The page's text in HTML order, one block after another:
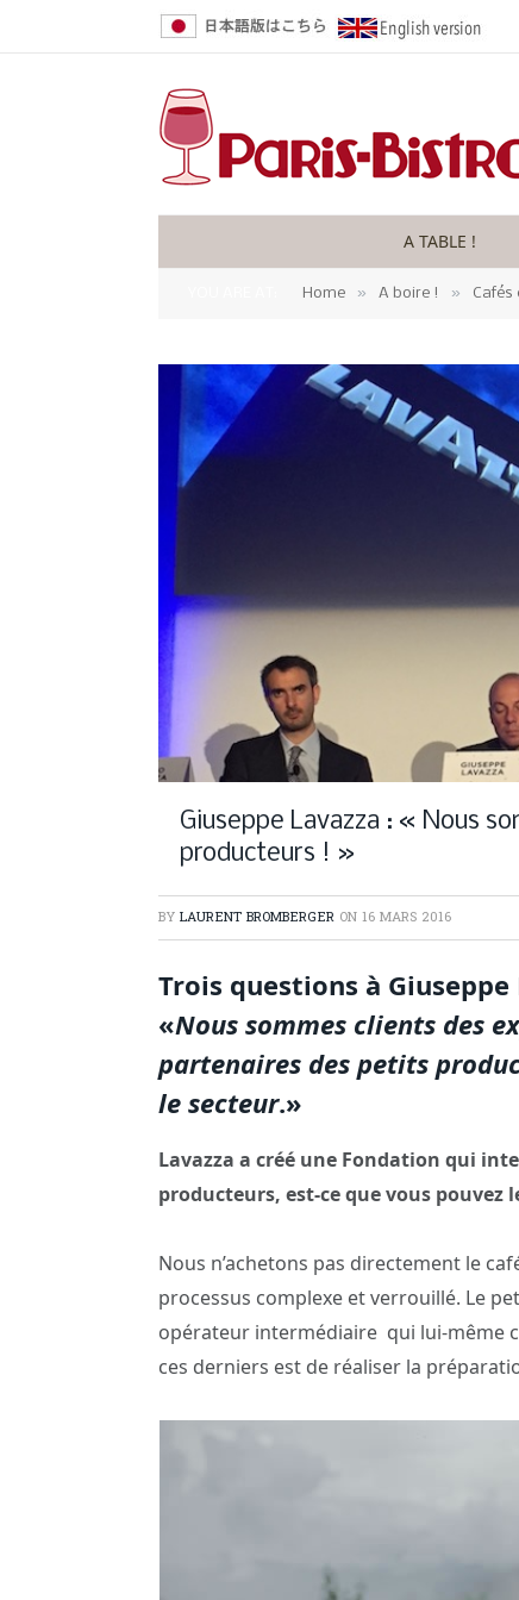
A TABLE !
Home » A boire ! » Cafés
Giuseppe Lavazza : « Nous
producteurs ! »
BY LAURENT BROMBERGER ON 16 MARS 2016
Trois questions à
«Nous sommes clients des
partenaires des petits
le secteur.»
Lavazza a créé une Fondation qui
producteurs, est-ce que vous pouvez
Nous n’achetons pas directement le
processus complexe et verrouillé. Le
opérateur intermédiaire qui lui-même
ces derniers est de réaliser la